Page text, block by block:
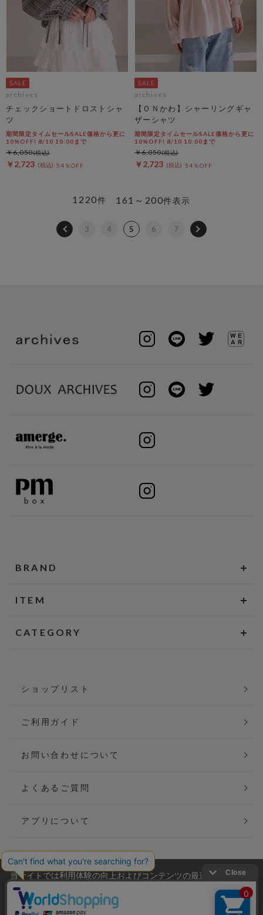
archives
チェックショートドロストシャ
ツ
期間限定タイムセールSALE価格から更に
10%OFF! 8/10 10:00まで
￥2,723 54％OFF
￥6,050
archives
【ＯＮかわ】シャーリングギャ
ザーシャツ
期間限定タイムセールSALE価格から更に
10%OFF! 8/10 10:00まで
￥2,723 54％OFF
￥6,050
161～200件表示
1220件
3 4 5 6 7
BRAND
ITEM
CATEGORY
ショップリスト
ご利用ガイド
お問い合わせについて
よくあるご質問
アプリについて
会社概要
ご利用規約
当サイトでは利用体験の向上およびコンテンツの最適な提供、ト
ラフィックの分析を目的としてCookieを使用しています。
サイトの閲覧を継続された場合、Cookieの利用に同意したことも
のといたします。